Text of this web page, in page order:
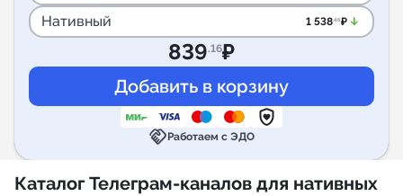
Нативный 1 538.46₽ arrow_downward_alt
839.16₽
handshakeРаботаем с ЭДО
Каталог Телеграм-каналов для нативных